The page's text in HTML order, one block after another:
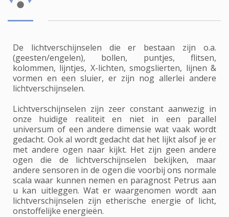
De lichtverschijnselen die er bestaan zijn o.a.
(geesten/engelen), bollen, puntjes, flitsen,
kolommen, lijntjes, X-lichten, smogslierten, lijnen &
vormen en een sluier, er zijn nog allerlei andere
lichtverschijnselen.
Lichtverschijnselen zijn zeer constant aanwezig in
onze huidige realiteit en niet in een parallel
universum of een andere dimensie wat vaak wordt
gedacht. Ook al wordt gedacht dat het lijkt alsof je er
met andere ogen naar kijkt. Het zijn geen andere
ogen die de lichtverschijnselen bekijken, maar
andere sensoren in de ogen die voorbij ons normale
scala waar kunnen nemen en paragnost Petrus aan
u kan uitleggen. Wat er waargenomen wordt aan
lichtverschijnselen zijn etherische energie of licht,
onstoffelijke energieën.